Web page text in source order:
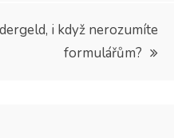
i když nerozumíte
formulářům?